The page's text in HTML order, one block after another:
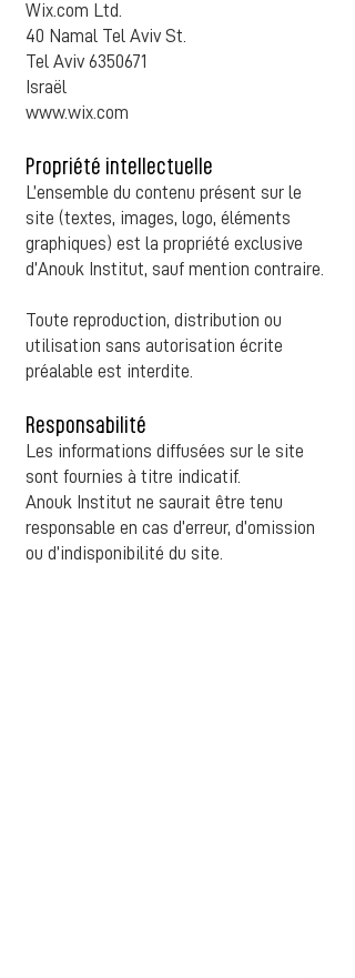
Wix.com Ltd.
40 Namal Tel Aviv St.
Tel Aviv 6350671
Israël
www.wix.com
Propriété intellectuelle
L’ensemble du contenu présent sur le
site (textes, images, logo, éléments
graphiques) est la propriété exclusive
d’Anouk Institut, sauf mention contraire.
Toute reproduction, distribution ou
utilisation sans autorisation écrite
préalable est interdite.
Responsabilité
Les informations diffusées sur le site
sont fournies à titre indicatif.
Anouk Institut ne saurait être tenu
responsable en cas d’erreur, d’omission
ou d’indisponibilité du site.